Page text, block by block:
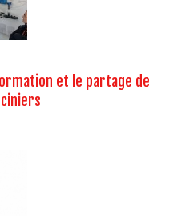
formation et le partage de